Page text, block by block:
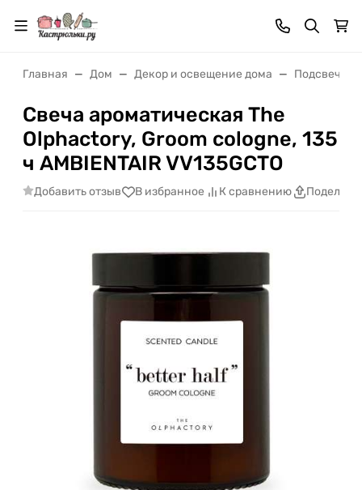
Главная Дом Декор и освещение дома
Свеча ароматическая The
Olphactory, Groom cologne, 135
ч AMBIENTAIR VV135GCTO
Добавить отзыв В избранное К сравнению